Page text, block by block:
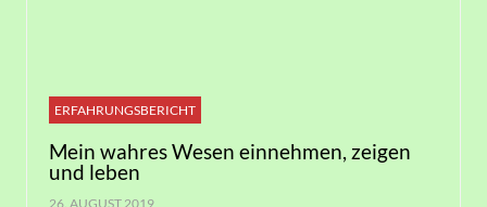
ERFAHRUNGSBERICHT
Mein wahres Wesen einnehmen, zeigen
und leben
26. AUGUST 2019